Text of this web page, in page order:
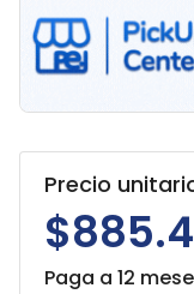
Precio
Paga a 12